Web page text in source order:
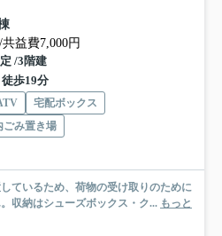
益費7,000円
/3階建
歩19分
宅配ボックス
ごみ置き場
ているため、荷物の受け取りのために
収納はシューズボックス・ク... もっと